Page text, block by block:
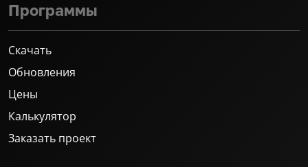
Программы
Скачать
Обновления
Цены
Калькулятор
Заказать проект